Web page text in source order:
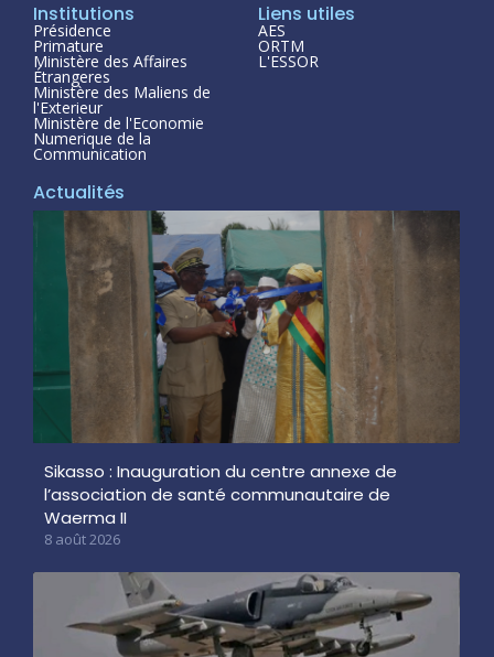
Institutions
Présidence
Primature
Ministère des Affaires
Étrangeres
Ministère des Maliens de
l'Exterieur
Ministère de l'Economie
Numerique de la
Communication
Liens utiles
AES
ORTM
L'ESSOR
Actualités
Sikasso : Inauguration du centre annexe de
l’association de santé communautaire de
Waerma II
8 août 2026